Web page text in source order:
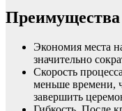
Экономия места
значительно
Скорость
меньше времени,
завершить